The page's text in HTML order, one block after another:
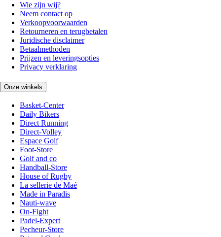
Wie zijn wij?
Neem contact op
Verkoopvoorwaarden
Retourneren en terugbetalen
Juridische disclaimer
Betaalmethoden
Prijzen en leveringsopties
Privacy verklaring
Onze winkels
Basket-Center
Daily Bikers
Direct Running
Direct-Volley
Espace Golf
Foot-Store
Golf and co
Handball-Store
House of Rugby
La sellerie de Maé
Made in Paradis
Nauti-wave
On-Fight
Padel-Expert
Pecheur-Store